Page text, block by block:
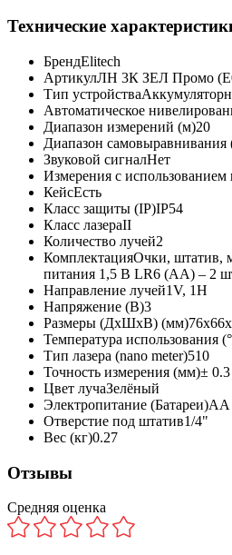
Технические
БрендElitech
АртикулЛН 3К ЗЕЛ Промо
Тип устройства
Автоматическое
Диапазон измерений (м)20
Диапазон самовыравнивания
Звуковой сигналНет
Измерения с использованием
КейсЕсть
Класс защиты (IP)IP54
Класс лазераII
Количество лучей2
КомплектацияОчки, штатив,
питания 1,5 В LR6 (АА) – 2
Направление лучей1V, 1H
Напряжение (В)3
Размеры (ДхШхВ) (мм)
Температура использования
Тип лазера (nano meter)510
Точность измерения (мм)±
Цвет лучаЗелёный
Электропитание (Батареи)AA
Отверстие под штатив1/4"
Вес (кг)0.27
Отзывы
Средняя оценка